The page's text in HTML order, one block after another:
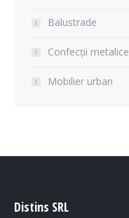
Balustrade
Confecții metalice
Mobilier urban
Distins SRL